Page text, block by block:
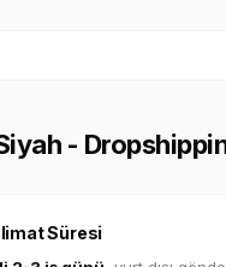
-
Süresi